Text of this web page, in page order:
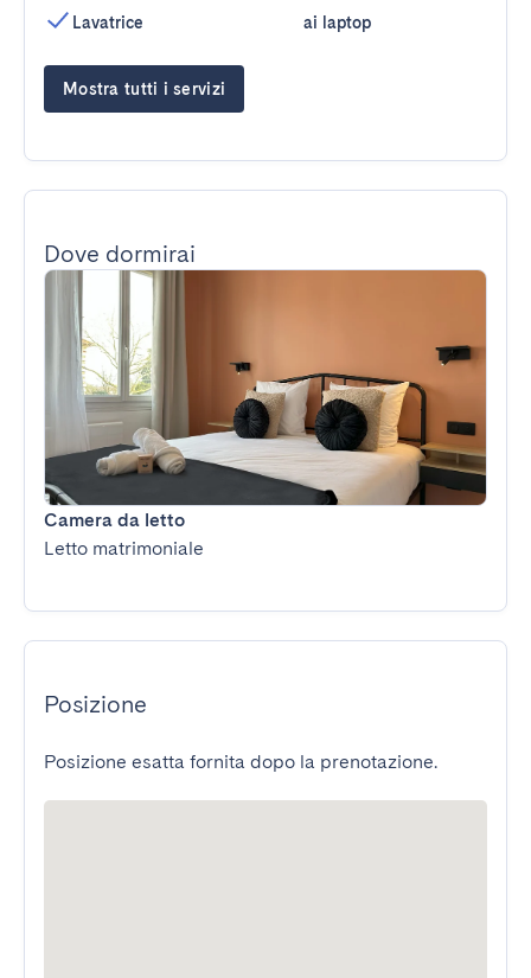
Lavatrice
ai laptop
Mostra tutti i servizi
Dove dormirai
Camera da letto
Letto matrimoniale
Posizione
Posizione esatta fornita dopo la prenotazione.